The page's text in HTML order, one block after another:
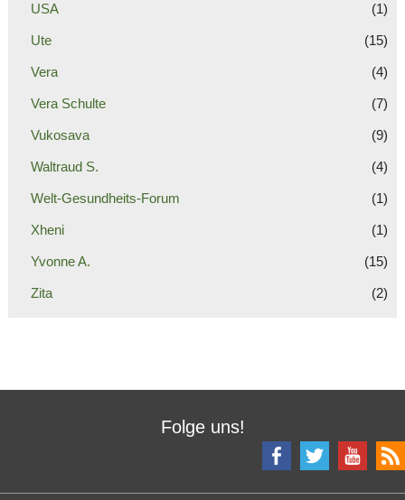
USA (1)
Ute (15)
Vera (4)
Vera Schulte (7)
Vukosava (9)
Waltraud S. (4)
Welt-Gesundheits-Forum (1)
Xheni (1)
Yvonne A. (15)
Zita (2)
Folge uns!